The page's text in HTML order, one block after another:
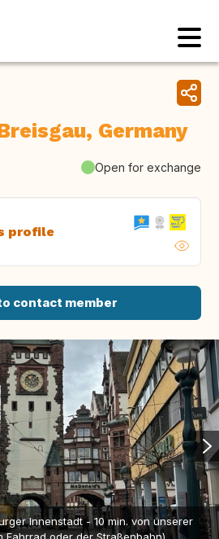
Germany
Open for exchange
profile
contact member
Innenstadt - 10 min. von unserer